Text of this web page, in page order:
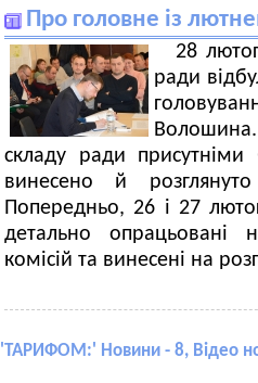
Про головне із
28
ради
Волошина.
складу ради
винесено й
Попередньо, 26 і 27
детально опрацьовані
комісій та винесені на
'ТАРИФОМ:' Новини - 8, Відео